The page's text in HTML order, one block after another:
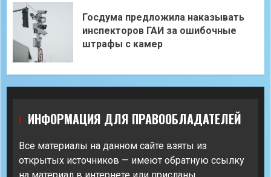
Госдума предложила наказывать
инспекторов ГАИ за ошибочные
штрафы с камер
ИНФОРМАЦИЯ ДЛЯ ПРАВООБЛАДАТЕЛЕЙ
Все материалы на данном сайте взяты из
открытых источников — имеют обратную ссылку